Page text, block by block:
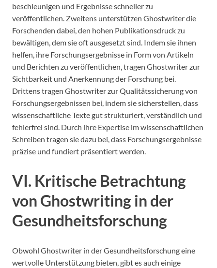
beschleunigen und Ergebnisse schneller zu
veröffentlichen. Zweitens unterstützen Ghostwriter die
Forschenden dabei, den hohen Publikationsdruck zu
bewältigen, dem sie oft ausgesetzt sind. Indem sie ihnen
helfen, ihre Forschungsergebnisse in Form von Artikeln
und Berichten zu veröffentlichen, tragen Ghostwriter zur
Sichtbarkeit und Anerkennung der Forschung bei.
Drittens tragen Ghostwriter zur Qualitätssicherung von
Forschungsergebnissen bei, indem sie sicherstellen, dass
wissenschaftliche Texte gut strukturiert, verständlich und
fehlerfrei sind. Durch ihre Expertise im wissenschaftlichen
Schreiben tragen sie dazu bei, dass Forschungsergebnisse
präzise und fundiert präsentiert werden.
VI. Kritische Betrachtung
von Ghostwriting in der
Gesundheitsforschung
Obwohl Ghostwriter in der Gesundheitsforschung eine
wertvolle Unterstützung bieten, gibt es auch einige